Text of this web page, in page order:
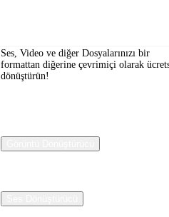
Ses, Video ve diğer Dosyalarınızı bir
formattan diğerine çevrimiçi olarak
dönüştürün!